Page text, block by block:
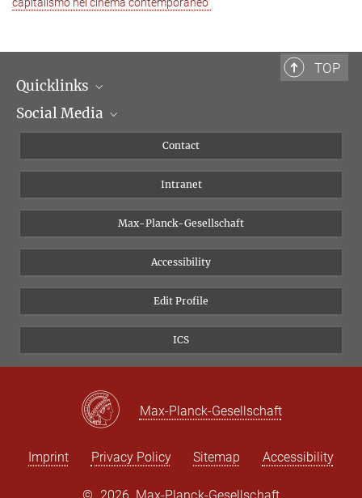
capitalismo nel cinema contemporaneo"
TOP
Quicklinks
Scientific Departments
Social Media
Instagram
Bluesky
Vimeo
Newsletter
Contact
Intranet
Max-Planck-Gesellschaft
Accessibility
Edit Profile
ICS
Max-Planck-Gesellschaft
Imprint Privacy Policy Sitemap Accessibility